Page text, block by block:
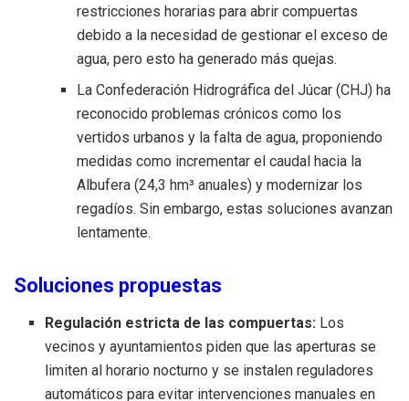
restricciones horarias para abrir compuertas
debido a la necesidad de gestionar el exceso de
agua, pero esto ha generado más quejas.
La Confederación Hidrográfica del Júcar (CHJ) ha
reconocido problemas crónicos como los
vertidos urbanos y la falta de agua, proponiendo
medidas como incrementar el caudal hacia la
Albufera (24,3 hm³ anuales) y modernizar los
regadíos. Sin embargo, estas soluciones avanzan
lentamente.
Soluciones propuestas
Regulación estricta de las compuertas: Los
vecinos y ayuntamientos piden que las aperturas se
limiten al horario nocturno y se instalen reguladores
automáticos para evitar intervenciones manuales en